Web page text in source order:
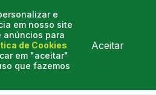
e
em nosso site
anúncios para
de Cookies
em "aceitar"
que fazemos
Aceitar